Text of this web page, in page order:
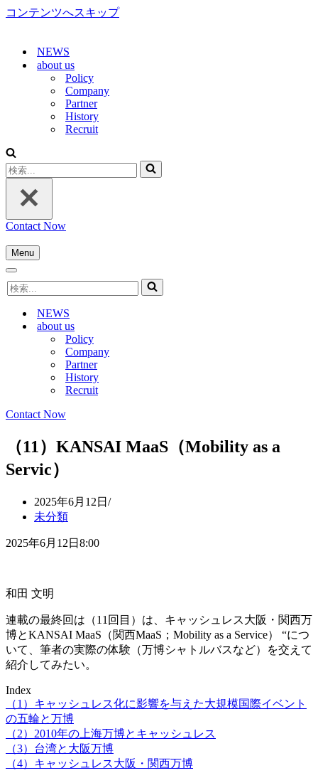
コンテンツへスキップ
NEWS
about us
Policy
Company
Partner
History
Recruit
検
索...
Contact Now
Menu
ナ
ゲ
シ
ョ
ナ
ビ
検
索...
NEWS
about us
Policy
Company
Partner
History
Recruit
Contact Now
（11）KANSAI MaaS（Mobility as a
Servic）
2025年6月12日
未分類
2025年6月12日8:00
和田 文明
連載の最終回は（11回目）は、キャッシュレス大阪・関西万
博とKANSAI MaaS（関西MaaS；Mobility as a Service） “につ
いて、筆者の実際の体験（万博シャトルバスなど）を交えて
紹介してみたい。
Index
（1）キャッシュレス化に影響を与えた大規模国際イベント
の五輪と万博
（2）2010年の上海万博とキャッシュレス
（3）台湾と大阪万博
（4）キャッシュレス大阪・関西万博